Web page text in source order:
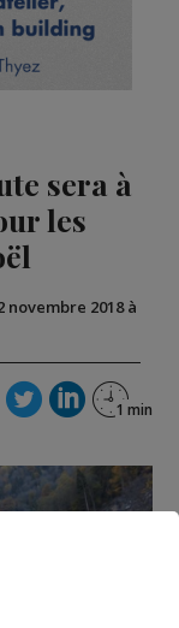
sera à
les
novembre 2018 à